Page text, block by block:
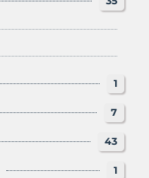
1
7
43
1